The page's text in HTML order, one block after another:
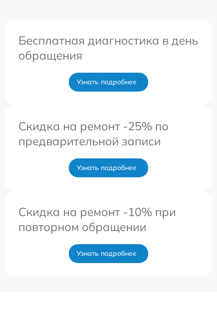
Бесплатная диагностика в день
обращения
Узнать подробнее
Скидка на ремонт -25% по
предварительной записи
Узнать подробнее
Скидка на ремонт -10% при
повторном обращении
Узнать подробнее